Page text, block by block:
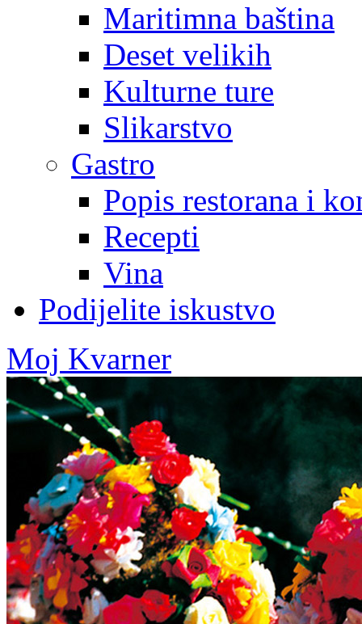
Maritimna baština
Deset velikih
Kulturne ture
Slikarstvo
Gastro
Popis restorana i
Recepti
Vina
Podijelite iskustvo
Moj Kvarner